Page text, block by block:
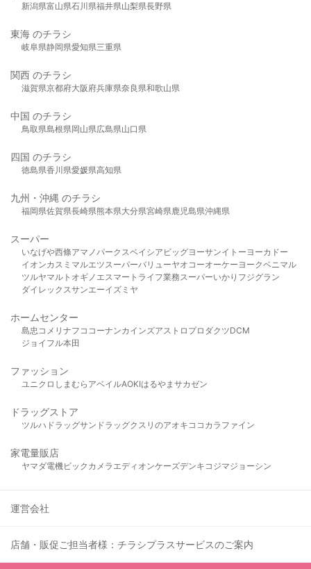
新潟県富山県石川県福井県山梨県長野県
東海 のチラシ
岐阜県静岡県愛知県三重県
関西 のチラシ
滋賀県京都府大阪府兵庫県奈良県和歌山県
中国 のチラシ
鳥取県島根県岡山県広島県山口県
四国 のチラシ
徳島県香川県愛媛県高知県
九州・沖縄 のチラシ
福岡県佐賀県長崎県熊本県大分県宮崎県鹿児島県沖縄県
スーパー
いなげや西條アマノパークスベイシア ビッグヨーサンイトーヨーカドー
イオンカスミ マルエツスーパーバリューヤオコーオーケー ヨークベニマル
ツルヤマルト オギノ エスマート ライフ業務スーパーいかり フジグラン
ダイレックスサンエーイズミヤ
ホームセンター
島忠 コメリ ナフコ コーナンカインズアストロプロダクツDCM
ジョイフル本田
ファッション
ユニクロ しまむら アベイルAOKIはるやま サカゼン
ドラッグストア
ツルハドラッグサンドラッグクスリのアオキ ココカラファイン
家電量販店
ヤマダ電機ビックカメラ エディオンケーズデンキ コジマジョーシン
運営会社
店舗・販促ご担当者様：チラシプラスサービスのご案内